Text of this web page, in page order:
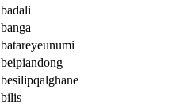
badali
banga
batareyeunumi
beipiandong
besilipqalghane
bilis